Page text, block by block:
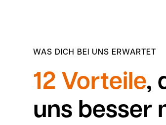
WAS DICH BEI UNS ERWARTET
12 Vorteile,
uns besser